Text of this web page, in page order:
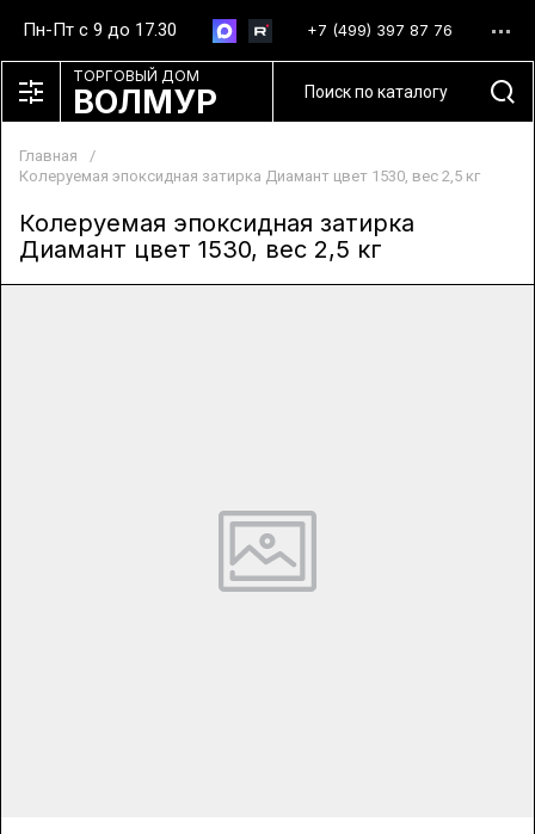
Пн-Пт с 9 до 17.30 +7 (499) 397 87 76
ТОРГОВЫЙ ДОМ
ВОЛМУР
Главная
/
Колеруемая эпоксидная затирка Диамант цвет 1530, вес 2,5 кг
Колеруемая эпоксидная затирка
Диамант цвет 1530, вес 2,5 кг